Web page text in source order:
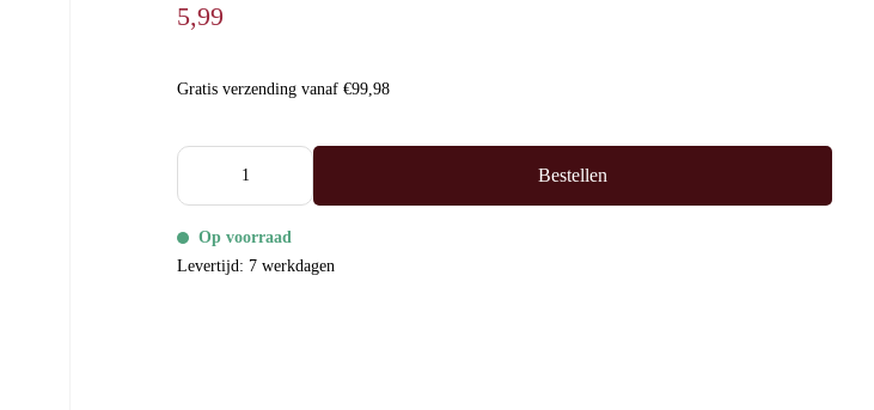
5,99
Gratis verzending vanaf €99,98
Bestellen
Op voorraad
Levertijd: 7 werkdagen